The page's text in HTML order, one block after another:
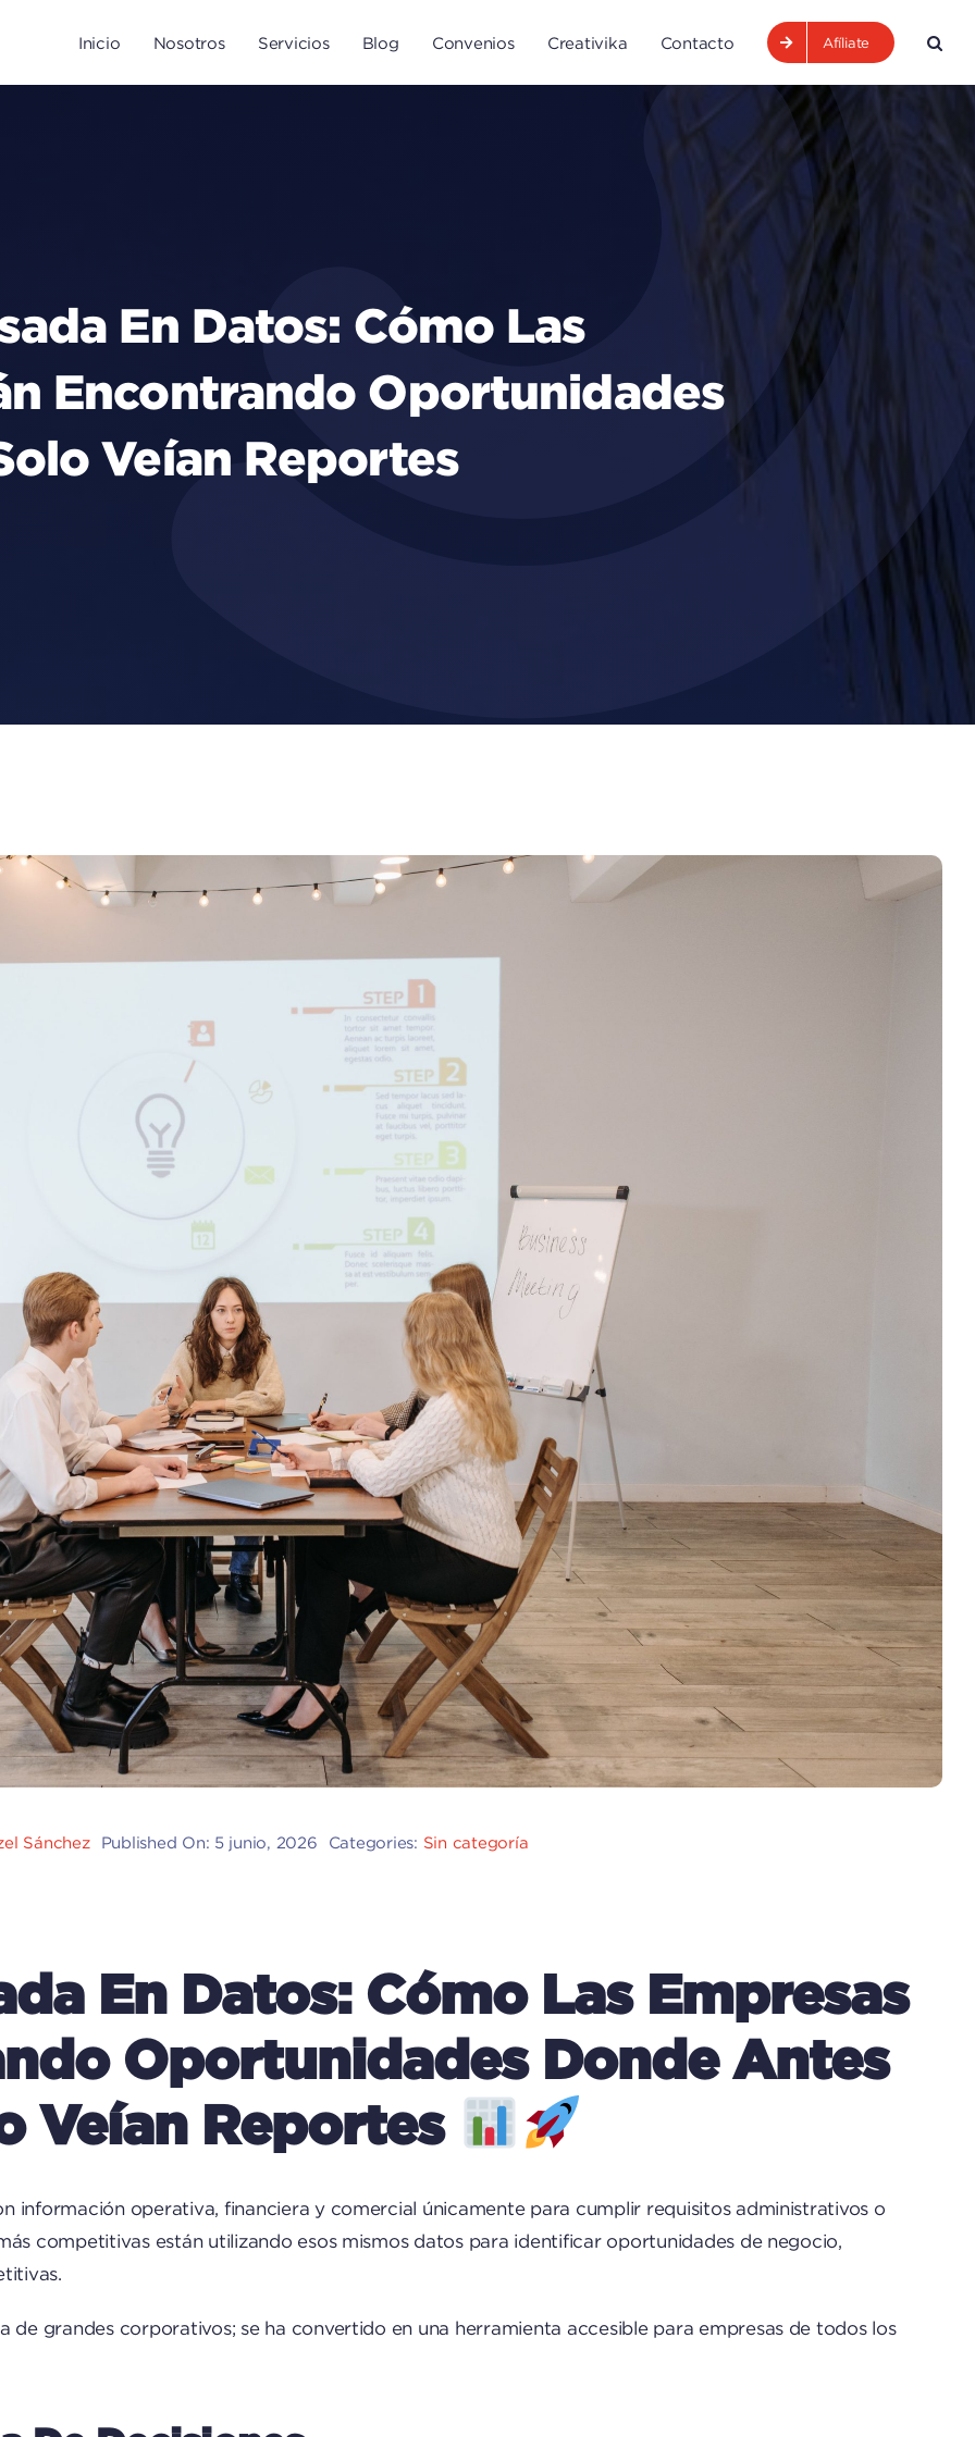
Inicio Nosotros Servicios Blog Convenios Creativika Contacto Afíliate
En Datos: Cómo Las
Encontrando Oportunidades
Veían Reportes
Sánchez Published On: 5 junio, 2026 Categories: Sin categoría
En Datos: Cómo Las Empresas
Oportunidades Donde Antes
Veían Reportes
información operativa, financiera y comercial únicamente para cumplir requisitos administrativos o
competitivas están utilizando esos mismos datos para identificar oportunidades de negocio,
de grandes corporativos; se ha convertido en una herramienta accesible para empresas de todos los